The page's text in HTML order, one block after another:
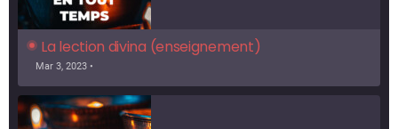
La lection divina (enseignement)
Mar 3, 2023 •